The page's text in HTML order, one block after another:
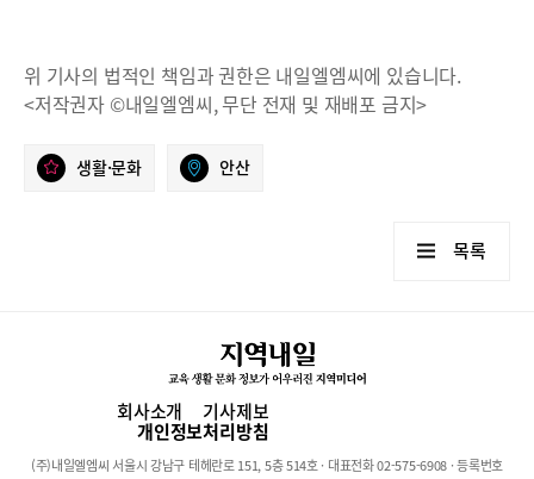
위 기사의 법적인 책임과 권한은 내일엘엠씨에 있습니다.
<저작권자 ©내일엘엠씨, 무단 전재 및 재배포 금지>
생활·문화 안산
목록
회사소개 기사제보
개인정보처리방침
(주)내일엘엠씨 서울시 강남구 테헤란로 151, 5층 514호 · 대표전화 02-575-6908 · 등록번호